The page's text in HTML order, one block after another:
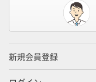
新規会員登録